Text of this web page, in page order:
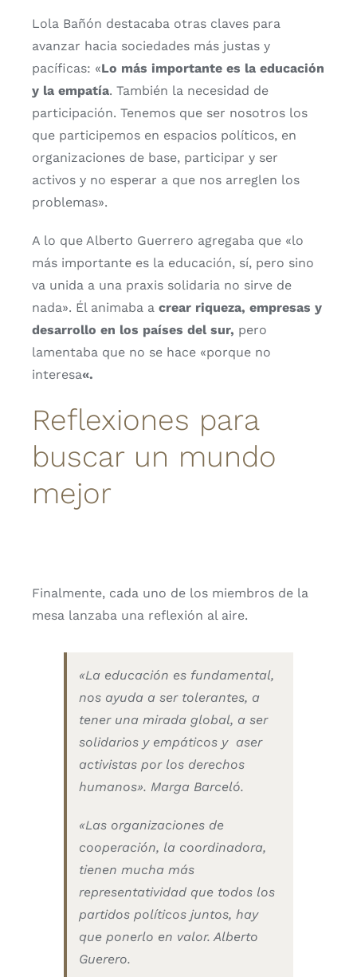
Lola Bañón destacaba otras claves para
avanzar hacia sociedades más justas y
pacíficas: «Lo más importante es la educación
y la empatía. También la necesidad de
participación. Tenemos que ser nosotros los
que participemos en espacios políticos, en
organizaciones de base, participar y ser
activos y no esperar a que nos arreglen los
problemas».
A lo que Alberto Guerrero agregaba que «lo
más importante es la educación, sí, pero sino
va unida a una praxis solidaria no sirve de
nada». Él animaba a crear riqueza, empresas y
desarrollo en los países del sur, pero
lamentaba que no se hace «porque no
interesa«.
Reflexiones para
buscar un mundo
mejor
Finalmente, cada uno de los miembros de la
mesa lanzaba una reflexión al aire.
«La educación es fundamental,
nos ayuda a ser tolerantes, a
tener una mirada global, a ser
solidarios y empáticos y aser
activistas por los derechos
humanos». Marga Barceló.
«Las organizaciones de
cooperación, la coordinadora,
tienen mucha más
representatividad que todos los
partidos políticos juntos, hay
que ponerlo en valor. Alberto
Guerero.